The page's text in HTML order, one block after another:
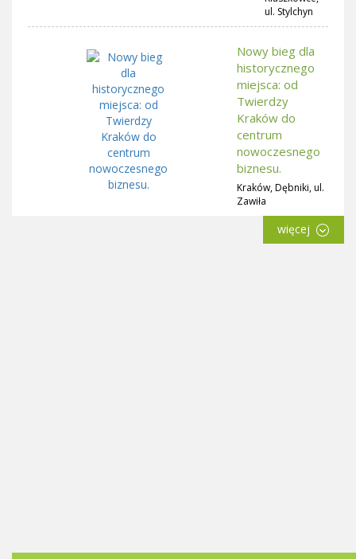
ul. Stylchyn
Nowy bieg dla
historycznego
miejsca: od
Twierdzy
Kraków do
centrum
nowoczesnego
biznesu.
Kraków, Dębniki, ul.
Zawiła
więcej